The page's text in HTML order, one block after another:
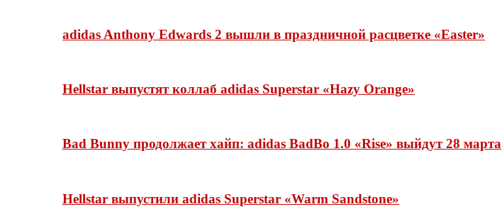
adidas Anthony Edwards 2 вышли в праздничной расцветке «Easter»
Hellstar выпустят коллаб adidas Superstar «Hazy Orange»
Bad Bunny продолжает хайп: adidas BadBo 1.0 «Rise» выйдут 28 марта
Hellstar выпустили adidas Superstar «Warm Sandstone»